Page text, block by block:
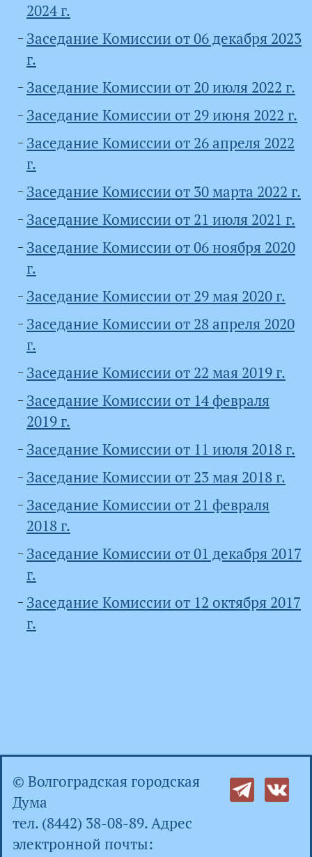
2024 г.
Заседание Комиссии от 06 декабря 2023
г.
Заседание Комиссии от 20 июля 2022 г.
Заседание Комиссии от 29 июня 2022 г.
Заседание Комиссии от 26 апреля 2022
г.
Заседание Комиссии от 30 марта 2022 г.
Заседание Комиссии от 21 июля 2021 г.
Заседание Комиссии от 06 ноября 2020
г.
Заседание Комиссии от 29 мая 2020 г.
Заседание Комиссии от 28 апреля 2020
г.
Заседание Комиссии от 22 мая 2019 г.
Заседание Комиссии от 14 февраля
2019 г.
Заседание Комиссии от 11 июля 2018 г.
Заседание Комиссии от 23 мая 2018 г.
Заседание Комиссии от 21 февраля
2018 г.
Заседание Комиссии от 01 декабря 2017
г.
Заседание Комиссии от 12 октября 2017
г.
© Волгоградская городская
Дума
тел. (8442) 38-08-89. Адрес
электронной почты: